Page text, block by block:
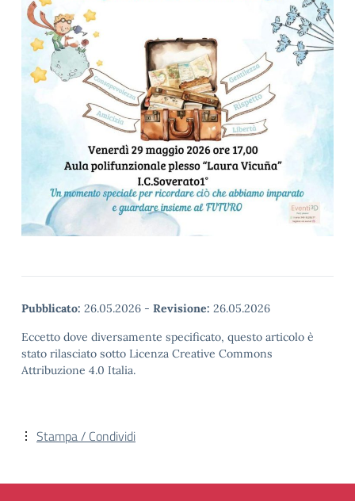
Pubblicato: 26.05.2026 - Revisione: 26.05.2026
Eccetto dove diversamente specificato, questo articolo è
stato rilasciato sotto Licenza Creative Commons
Attribuzione 4.0 Italia.
Stampa / Condividi